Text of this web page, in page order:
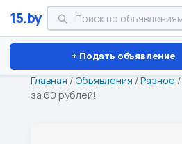
15.by
+ Подать объявление
Минск Витебск Брест
Главная /Объявления /Разное /
за 60 рублей!